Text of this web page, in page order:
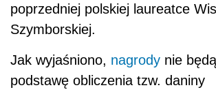
poprzedniej polskiej laureatce
Szymborskiej.
Jak wyjaśniono, nagrody nie
podstawę obliczenia tzw. daniny